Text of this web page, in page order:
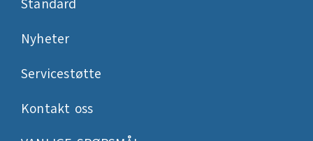
Standard
Nyheter
Servicestøtte
Kontakt oss